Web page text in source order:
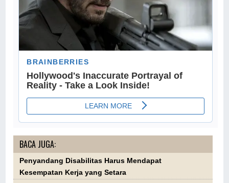
BACA JUGA:
Penyandang Disabilitas Harus Mendapat
Kesempatan Kerja yang Setara